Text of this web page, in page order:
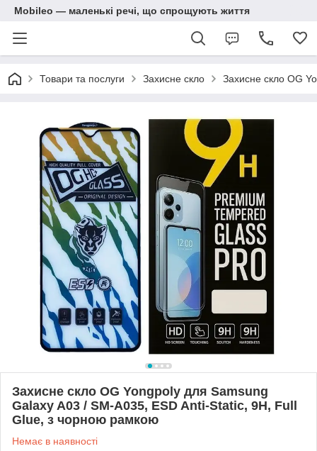
Mobileo — маленькі речі, що спрощують життя
Товари та послуги Захисне скло Захисне скло OG
Захисне скло OG Yongpoly для Samsung
Galaxy A03 / SM-A035, ESD Anti-Static, 9H, Full
Glue, з чорною рамкою
Немає в наявності